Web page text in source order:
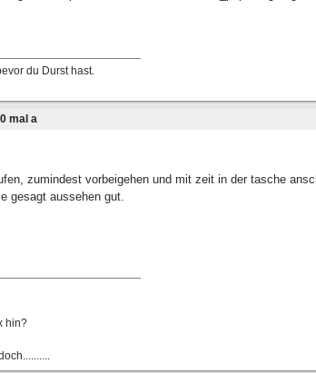
du Durst hast.
mal a
zumindest vorbeigehen und mit zeit in der tasche
gesagt aussehen gut.
hin?